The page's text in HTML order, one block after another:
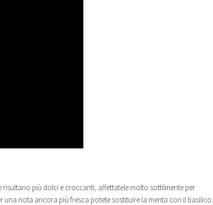
risultano più dolci e croccanti, affettatele molto sottilmente per
una nota ancora più fresca potete sostituire la menta con il basilico.